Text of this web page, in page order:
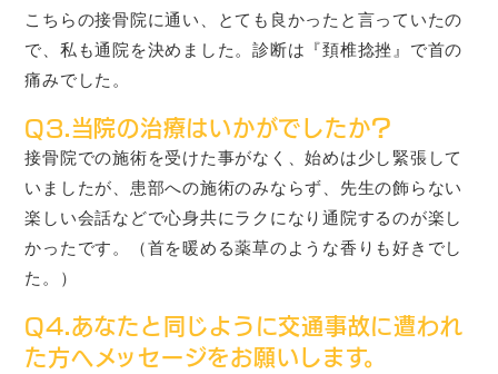
こちらの接骨院に通い、とても良かったと言っていたの
で、私も通院を決めました。診断は『頚椎捻挫』で首の
痛みでした。
Q3.当院の治療はいかがでしたか？
接骨院での施術を受けた事がなく、始めは少し緊張して
いましたが、患部への施術のみならず、先生の飾らない
楽しい会話などで心身共にラクになり通院するのが楽し
かったです。（首を暖める薬草のような香りも好きでし
た。）
Q4.あなたと同じように交通事故に遭われ
た方へメッセージをお願いします。